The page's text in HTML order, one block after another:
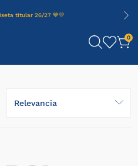
titular 26/27 💙💛
0
Relevancia